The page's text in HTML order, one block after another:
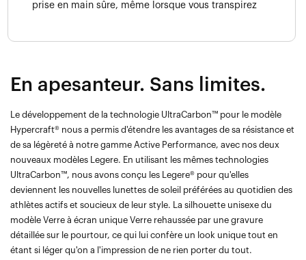
prise en main sûre, même lorsque vous transpirez
En apesanteur. Sans limites.
Le développement de la technologie UltraCarbon™ pour le modèle
Hypercraft® nous a permis d'étendre les avantages de sa résistance et
de sa légèreté à notre gamme Active Performance, avec nos deux
nouveaux modèles Legere. En utilisant les mêmes technologies
UltraCarbon™, nous avons conçu les Legere® pour qu'elles
deviennent les nouvelles lunettes de soleil préférées au quotidien des
athlètes actifs et soucieux de leur style. La silhouette unisexe du
modèle Verre à écran unique Verre rehaussée par une gravure
détaillée sur le pourtour, ce qui lui confère un look unique tout en
étant si léger qu'on a l'impression de ne rien porter du tout.